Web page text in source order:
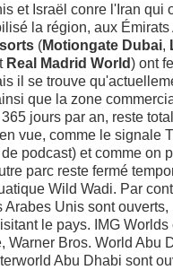
et Israël conre l'Iran qui
la région, aux
(Motiongate Dubai,
Real Madrid World) ont
il se trouve
que la zone
jours par an, reste
vue, comme le signale
podcast) et comme on
parc reste fermé
Wild Wadi. Par
Unis sont ouverts,
le pays. IMG Worlds
Warner Bros. World Abu
Abu Dhabi sont